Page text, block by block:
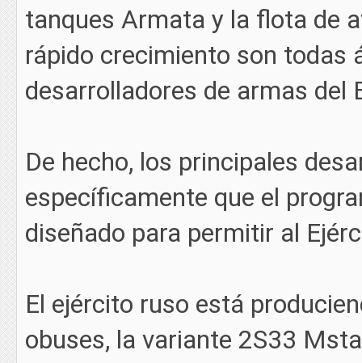
tanques Armata y la flota de
rápido crecimiento son todas
desarrolladores de armas del
De hecho, los principales
específicamente que el
diseñado para permitir al
El ejército ruso está
obuses, la variante 2S33